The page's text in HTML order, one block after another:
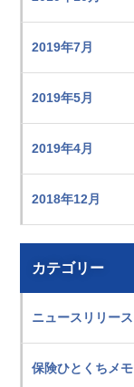
2019年7月
2019年5月
2019年4月
2018年12月
カテゴリー
ニュースリリース
保険ひとくちメモ